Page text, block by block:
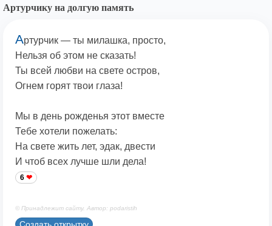
Артурчику на долгую память
Артурчик — ты милашка, просто,
Нельзя об этом не сказать!
Ты всей любви на свете остров,
Огнем горят твои глаза!
Мы в день рожденья этот вместе
Тебе хотели пожелать:
На свете жить лет, эдак, двести
И чтоб всех лучше шли дела!
6
© Принадлежит сайту. Автор: podaristih
Создать открытку